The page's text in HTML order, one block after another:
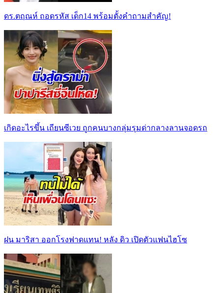
ดร.ตฤณห์ ถอดรหัส เด็ก14 พร้อมตั้งคำถามสำคัญ!
เกิดอะไรขึ้น เถียนซีเวย ถูกคนบางกลุ่มรุมด่ากลางลานจอดรถ
ฝน มาริสา ออกโรงฟาดแทน! หลัง ดิว เปิดตัวแฟนไฮโซ